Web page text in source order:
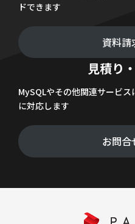
ドできます
資料請
見積り
MySQLやその他関連サービ
に対応します
お問合